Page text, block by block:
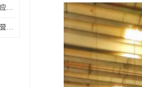
家具类短租仓库出租价格 应用广泛 智能电商配套
休闲食品类托管仓库出租 营造良好环境氛围 垂直电商配套